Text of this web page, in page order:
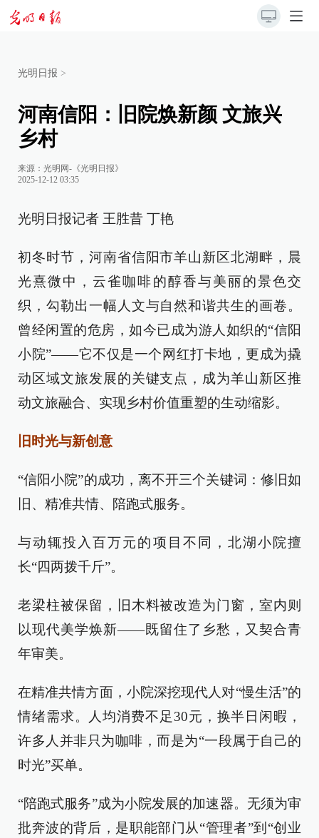
光明日报 >
河南信阳：旧院焕新颜 文旅兴
乡村
来源： 光明网-《光明日报》
2025-12-12 03:35
光明日报记者 王胜昔 丁艳
初冬时节，河南省信阳市羊山新区北湖畔，晨
光熹微中，云雀咖啡的醇香与美丽的景色交
织，勾勒出一幅人文与自然和谐共生的画卷。
曾经闲置的危房，如今已成为游人如织的“信阳
小院”——它不仅是一个网红打卡地，更成为撬
动区域文旅发展的关键支点，成为羊山新区推
动文旅融合、实现乡村价值重塑的生动缩影。
旧时光与新创意
“信阳小院”的成功，离不开三个关键词：修旧如
旧、精准共情、陪跑式服务。
与动辄投入百万元的项目不同，北湖小院擅
长“四两拨千斤”。
老梁柱被保留，旧木料被改造为门窗，室内则
以现代美学焕新——既留住了乡愁，又契合青
年审美。
在精准共情方面，小院深挖现代人对“慢生活”的
情绪需求。人均消费不足30元，换半日闲暇，
许多人并非只为咖啡，而是为“一段属于自己的
时光”买单。
“陪跑式服务”成为小院发展的加速器。无须为审
批奔波的背后，是职能部门从“管理者”到“创业